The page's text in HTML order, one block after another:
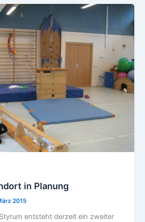
in Planung
2015
entsteht derzeit ein zweiter